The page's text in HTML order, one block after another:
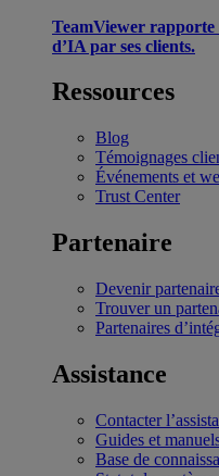
TeamViewer
d’IA par ses clients.
Ressources
Blog
Témoignages
Événements et
Trust Center
Partenaire
Devenir
Trouver un
Partenaires
Assistance
Contacter
Guides et
Base de